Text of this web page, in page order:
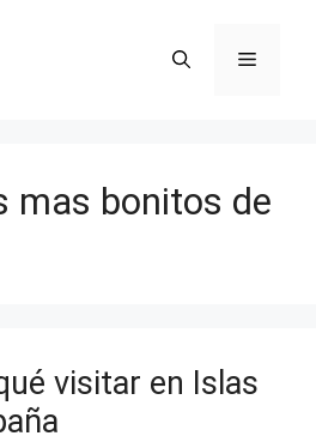
Menú
mas bonitos de
visitar en Islas